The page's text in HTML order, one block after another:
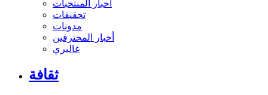
أخبار المنتخبات
تحقيقات
مدونات
أخبار المحترفين
غاليري
ثقافة